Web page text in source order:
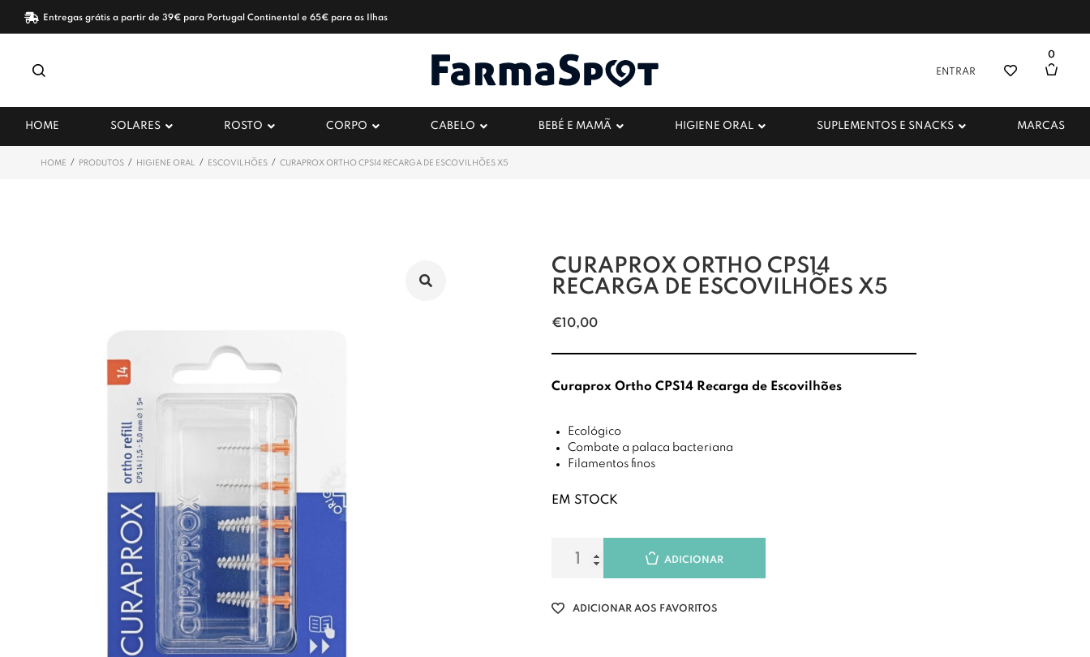
Entregas grátis a partir de 39€ para Portugal Continental e 65€ para as Ilhas
ENTRAR
0
HOME SOLARES ROSTO CORPO CABELO BEBÉ E MAMÃ HIGIENE ORAL SUPLEMENTOS E SNACKS MARCAS
HOME / PRODUTOS / HIGIENE ORAL / ESCOVILHÕES / CURAPROX ORTHO CPS14 RECARGA DE ESCOVILHÕES X5
CURAPROX ORTHO CPS14
RECARGA DE ESCOVILHÕES X5
€10,00
Curaprox Ortho CPS14 Recarga de Escovilhões
Ecológico
Combate a palaca bacteriana
Filamentos finos
EM STOCK
ADICIONAR
ADICIONAR AOS FAVORITOS